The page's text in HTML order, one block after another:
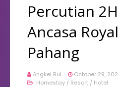
Percutian
Ancasa
Pahang
Angkel Rul
October 29,
Homestay / Resort / Hotel